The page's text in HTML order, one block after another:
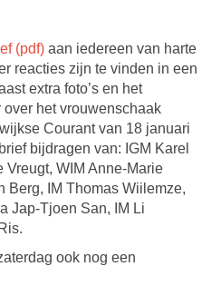
(pdf) aan iedereen van harte
reacties zijn te vinden in een
extra foto’s en het
het vrouwenschaak
Courant van 18 januari
bijdragen van: IGM Karel
Vreugt, WIM Anne-Marie
Berg, IM Thomas Wiilemze,
Jap-Tjoen San, IM Li
ook nog een